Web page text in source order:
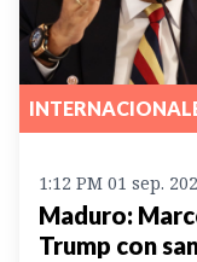
1:12 PM 01 sep.
Maduro:
Trump con